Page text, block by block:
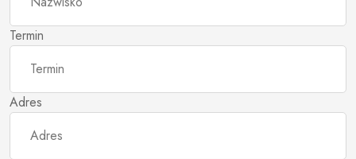
Termin
Adres